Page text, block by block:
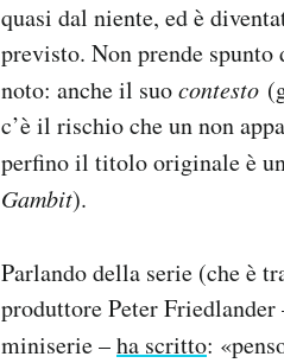
quasi dal niente, ed è
previsto. Non prende spunto
noto: anche il suocontesto
c’è il rischio che un non
perfino il titolo originale è
Gambit).
Parlando della serie (che è
produttore Peter
miniserie –ha scritto: